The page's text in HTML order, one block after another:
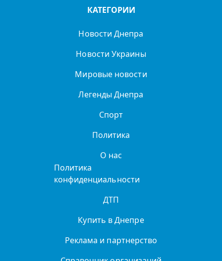
КАТЕГОРИИ
Новости Днепра
Новости Украины
Мировые новости
Легенды Днепра
Спорт
Политика
О нас
Политика
конфиденциальности
ДТП
Купить в Днепре
Реклама и партнерство